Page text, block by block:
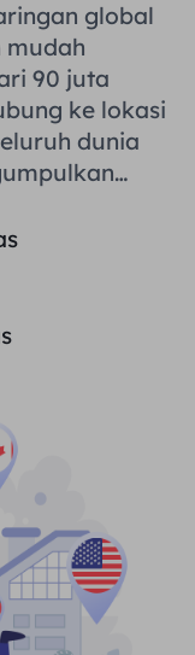
global
mudah
90 juta
ke lokasi
dunia